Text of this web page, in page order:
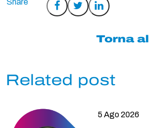
Condividi
CondividiCondividi
Torna al
Related post
5 Ago 2026